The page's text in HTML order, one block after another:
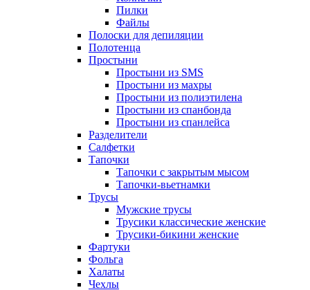
Пилки
Файлы
Полоски для депиляции
Полотенца
Простыни
Простыни из SMS
Простыни из махры
Простыни из полиэтилена
Простыни из спанбонда
Простыни из спанлейса
Разделители
Салфетки
Тапочки
Тапочки с закрытым мысом
Тапочки-вьетнамки
Трусы
Мужские трусы
Трусики классические женские
Трусики-бикини женские
Фартуки
Фольга
Халаты
Чехлы